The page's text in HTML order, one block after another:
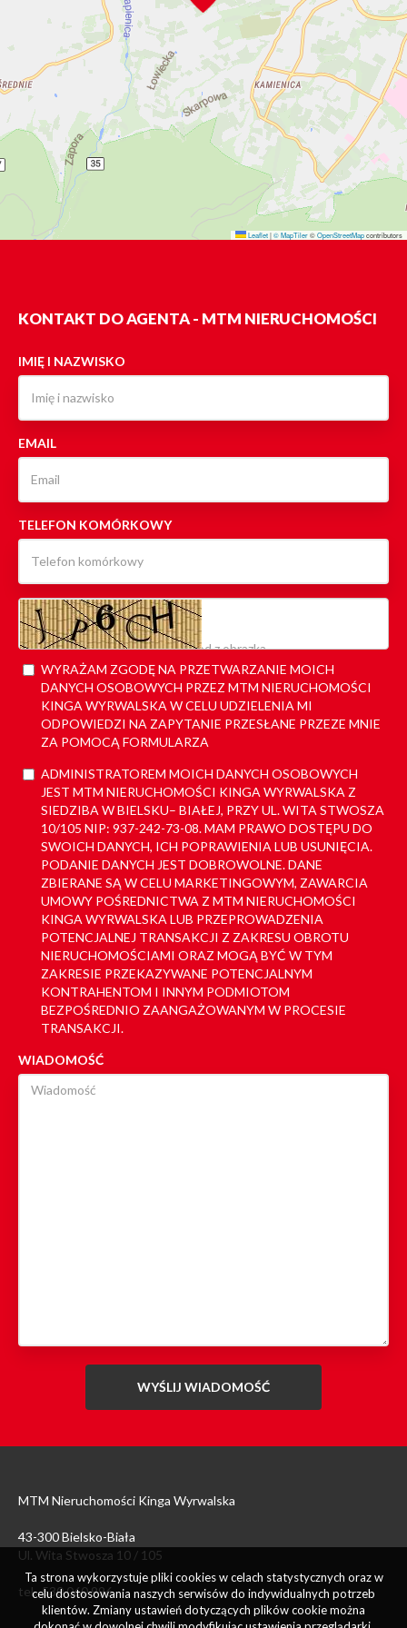
Leaflet|© MapTiler©OpenStreetMapcontributors
KONTAKT DO AGENTA - MTM NIERUCHOMOŚCI
IMIĘ I NAZWISKO
EMAIL
TELEFON KOMÓRKOWY
WYRAŻAM ZGODĘ NA PRZETWARZANIE MOICH
DANYCH OSOBOWYCH PRZEZ MTM NIERUCHOMOŚCI
KINGA WYRWALSKA W CELU UDZIELENIA MI
ODPOWIEDZI NA ZAPYTANIE PRZESŁANE PRZEZE MNIE
ZA POMOCĄ FORMULARZA
ADMINISTRATOREM MOICH DANYCH OSOBOWYCH
JEST MTM NIERUCHOMOŚCI KINGA WYRWALSKA Z
SIEDZIBA W BIELSKU– BIAŁEJ, PRZY UL. WITA STWOSZA
10/105 NIP: 937-242-73-08. MAM PRAWO DOSTĘPU DO
SWOICH DANYCH, ICH POPRAWIENIA LUB USUNIĘCIA.
PODANIE DANYCH JEST DOBROWOLNE. DANE
ZBIERANE SĄ W CELU MARKETINGOWYM, ZAWARCIA
UMOWY POŚREDNICTWA Z MTM NIERUCHOMOŚCI
KINGA WYRWALSKA LUB PRZEPROWADZENIA
POTENCJALNEJ TRANSAKCJI Z ZAKRESU OBROTU
NIERUCHOMOŚCIAMI ORAZ MOGĄ BYĆ W TYM
ZAKRESIE PRZEKAZYWANE POTENCJALNYM
KONTRAHENTOM I INNYM PODMIOTOM
BEZPOŚREDNIO ZAANGAŻOWANYM W PROCESIE
TRANSAKCJI.
WIADOMOŚĆ
MTM Nieruchomości Kinga Wyrwalska
43-300 Bielsko-Biała
Ul. Wita Stwosza 10 / 105
tel. 530 060 996
Ta strona wykorzystuje pliki cookies w celach statystycznych oraz w
celu dostosowania naszych serwisów do indywidualnych potrzeb
klientów. Zmiany ustawień dotyczących plików cookie można